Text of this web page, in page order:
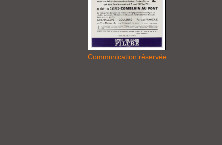
Communication réservée